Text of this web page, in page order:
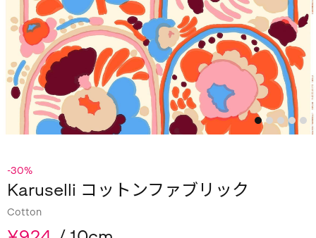
-30%
Karuselli コットンファブリック
Cotton